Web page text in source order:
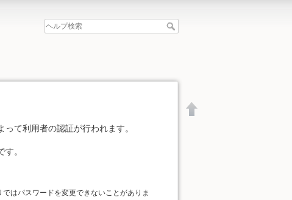
て利用者の認証が行われます。
。
はパスワードを変更できないことがありま